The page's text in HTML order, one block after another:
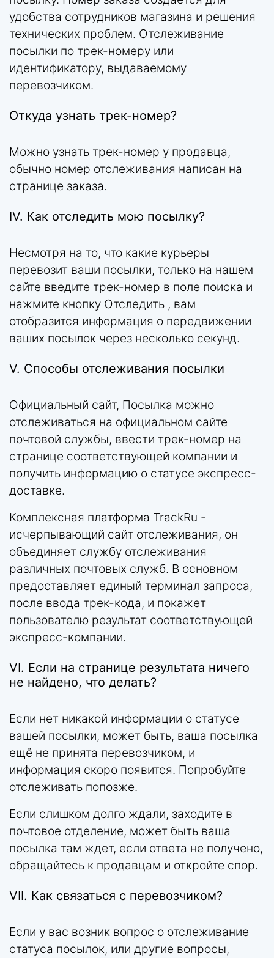
удобства сотрудников магазина и решения
технических проблем. Отслеживание
посылки по трек-номеру или
идентификатору, выдаваемому
перевозчиком.
Откуда узнать трек-номер?
Можно узнать трек-номер у продавца,
обычно номер отслеживания написан на
странице заказа.
IV. Как отследить мою посылку?
Несмотря на то, что какие курьеры
перевозит ваши посылки, только на нашем
сайте введите трек-номер в поле поиска и
нажмите кнопку Отследить , вам
отобразится информация о передвижении
ваших посылок через несколько секунд.
V. Способы отслеживания посылки
Официальный сайт, Посылка можно
отслеживаться на официальном сайте
почтовой службы, ввести трек-номер на
странице соответствующей компании и
получить информацию о статусе экспресс-
доставке.
Комплексная платформа TrackRu -
исчерпывающий сайт отслеживания, он
объединяет службу отслеживания
различных почтовых служб. В основном
предоставляет единый терминал запроса,
после ввода трек-кода, и покажет
пользователю результат соответствующей
экспресс-компании.
VI. Если на странице результата ничего
не найдено, что делать?
Если нет никакой информации о статусе
вашей посылки, может быть, ваша посылка
ещё не принята перевозчиком, и
информация скоро появится. Попробуйте
отслеживать попозже.
Если слишком долго ждали, заходите в
почтовое отделение, может быть ваша
посылка там ждет, если ответа не получено,
обращайтесь к продавцам и откройте спор.
VII. Как связаться с перевозчиком?
Если у вас возник вопрос о отслеживание
статуса посылок, или другие вопросы,